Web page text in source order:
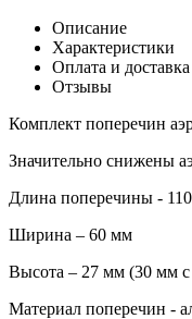
Описание
Характеристики
Оплата и доставка
Отзывы
Комплект поперечин
Значительно снижены
Длина поперечины -
Ширина – 60 мм
Высота – 27 мм (30 мм с
Материал поперечин -